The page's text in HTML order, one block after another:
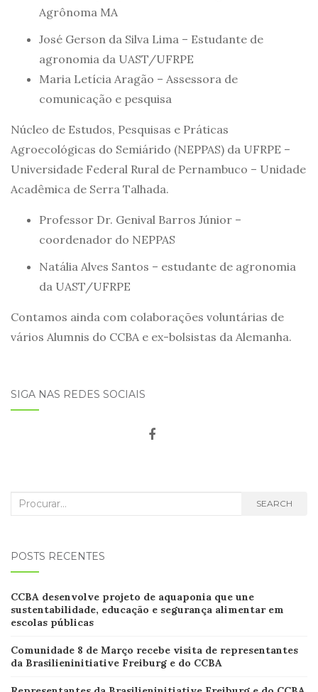
Agrônoma MA
José Gerson da Silva Lima – Estudante de
agronomia da UAST/UFRPE
Maria Letícia Aragão – Assessora de
comunicação e pesquisa
Núcleo de Estudos, Pesquisas e Práticas
Agroecológicas do Semiárido (NEPPAS) da UFRPE –
Universidade Federal Rural de Pernambuco – Unidade
Acadêmica de Serra Talhada.
Professor Dr. Genival Barros Júnior –
coordenador do NEPPAS
Natália Alves Santos – estudante de agronomia
da UAST/UFRPE
Contamos ainda com colaborações voluntárias de
vários Alumnis do CCBA e ex-bolsistas da Alemanha.
SIGA NAS REDES SOCIAIS
Search
SEARCH
POSTS RECENTES
CCBA desenvolve projeto de aquaponia que une
sustentabilidade, educação e segurança alimentar em
escolas públicas
Comunidade 8 de Março recebe visita de representantes
da Brasilieninitiative Freiburg e do CCBA